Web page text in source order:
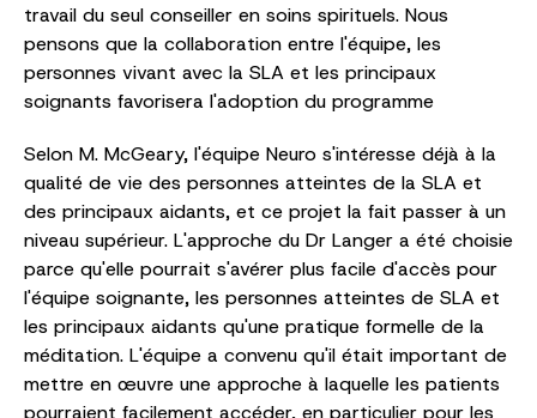
travail du seul conseiller en soins spirituels. Nous
pensons que la collaboration entre l'équipe, les
personnes vivant avec la SLA et les principaux
soignants favorisera l'adoption du programme
Selon M. McGeary, l'équipe Neuro s'intéresse déjà à la
qualité de vie des personnes atteintes de la SLA et
des principaux aidants, et ce projet la fait passer à un
niveau supérieur. L'approche du Dr Langer a été choisie
parce qu'elle pourrait s'avérer plus facile d'accès pour
l'équipe soignante, les personnes atteintes de SLA et
les principaux aidants qu'une pratique formelle de la
méditation. L'équipe a convenu qu'il était important de
mettre en œuvre une approche à laquelle les patients
pourraient facilement accéder, en particulier pour les